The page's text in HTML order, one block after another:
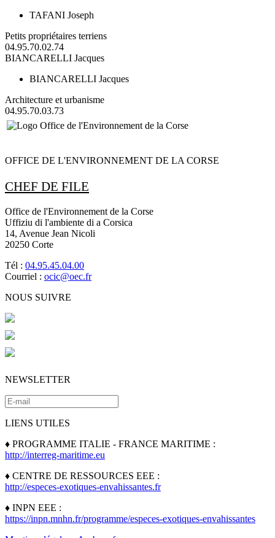
TAFANI Joseph
Petits propriétaires terriens
04.95.70.02.74
BIANCARELLI Jacques
BIANCARELLI Jacques
Architecture et urbanisme
04.95.70.03.73
OFFICE DE L'ENVIRONNEMENT DE LA CORSE
CHEF DE FILE
Office de l'Environnement de la Corse
Uffiziu di l'ambiente di a Corsica
14, Avenue Jean Nicoli
20250 Corte
Tél : 04.95.45.04.00
Courriel : ocic@oec.fr
NOUS SUIVRE
NEWSLETTER
LIENS UTILES
♦ PROGRAMME ITALIE - FRANCE MARITIME :
http://interreg-maritime.eu
♦ CENTRE DE RESSOURCES EEE :
http://especes-exotiques-envahissantes.fr
♦ INPN EEE :
https://inpn.mnhn.fr/programme/especes-exotiques-envahissantes